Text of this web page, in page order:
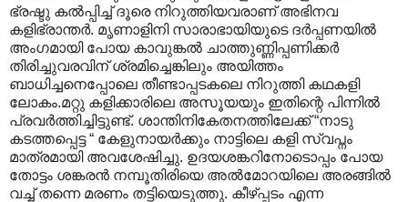
ഭ്രഷ്ടു കല്‍പ്പിച്ച് ദൂരെ നിറുത്തിയവരാണ് അഭിനവ
കളിഭ്രാന്തര്‍. മൃണാളിനി സാരാഭായിയുടെ ദര്‍പ്പണയില്‍
അംഗമായി പോയ കാവുങ്കല്‍ ചാത്തുണ്ണിപ്പണിക്കര്‍
തിരിച്ചുവരവിന് ശ്രമിച്ചെങ്കിലും അയിത്തം
ബാധിച്ചനെപ്പോലെ തീണ്ടാപ്പടകലെ നിറുത്തി കഥകളി
ലോകം.മറ്റു കളിക്കാരിലെ അസൂയയും ഇതിന്റെ പിന്നില്‍
പ്രവര്‍ത്തിച്ചിട്ടുണ്ട്. ശാന്തിനികേതനത്തിലേക്ക് “നാടു
കടത്തപ്പെട്ട “ കേളുനായര്‍ക്കും നാട്ടിലെ കളി സ്വപ്നം
മാത്രമായി അവശേഷിച്ചു. ഉദയശങ്കറിനോടൊപ്പം പോയ
തോട്ടം ശങ്കരന്‍ നമ്പൂതിരിയെ അല്‍മോറയിലെ അരങ്ങില്‍
വച്ച് തന്നെ മരണം തട്ടിയെടുത്തു. കീഴ്പ്പടം എന്ന